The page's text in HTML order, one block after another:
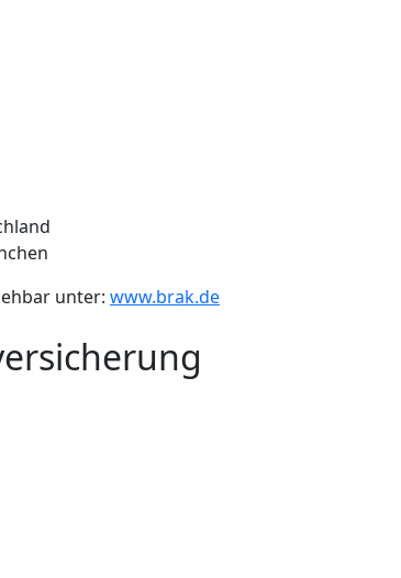
unter: www.brak.de